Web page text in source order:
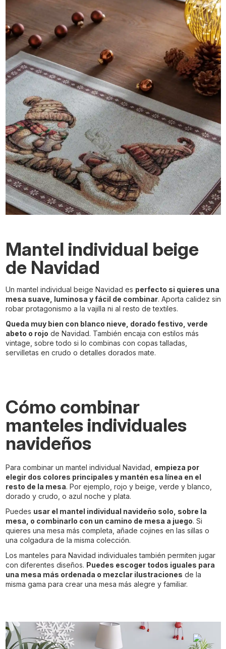
Mantel individual beige
de Navidad
Un mantel individual beige Navidad es perfecto si quieres una
mesa suave, luminosa y fácil de combinar. Aporta calidez sin
robar protagonismo a la vajilla ni al resto de textiles.
Queda muy bien con blanco nieve, dorado festivo, verde
abeto o rojo de Navidad. También encaja con estilos más
vintage, sobre todo si lo combinas con copas talladas,
servilletas en crudo o detalles dorados mate.
Cómo combinar
manteles individuales
navideños
Para combinar un mantel individual Navidad, empieza por
elegir dos colores principales y mantén esa línea en el
resto de la mesa. Por ejemplo, rojo y beige, verde y blanco,
dorado y crudo, o azul noche y plata.
Puedes usar el mantel individual navideño solo, sobre la
mesa, o combinarlo con un camino de mesa a juego. Si
quieres una mesa más completa, añade cojines en las sillas o
una colgadura de la misma colección.
Los manteles para Navidad individuales también permiten jugar
con diferentes diseños. Puedes escoger todos iguales para
una mesa más ordenada o mezclar ilustraciones de la
misma gama para crear una mesa más alegre y familiar.